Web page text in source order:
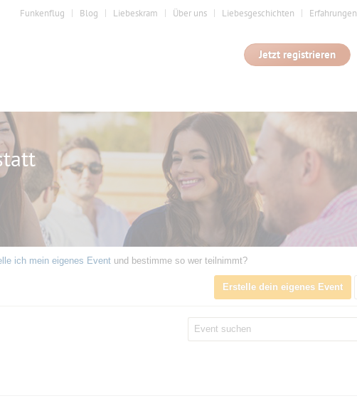
Funkenflug Blog Liebeskram Über uns Liebesgeschichten Erfahrungen
Jetzt registrieren
ich mein eigenes Event und bestimme so wer teilnimmt?
Erstelle dein eigenes Event